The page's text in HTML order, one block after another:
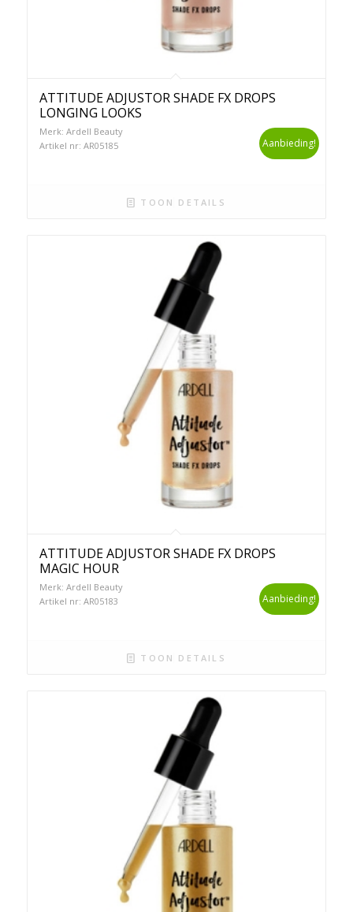
ATTITUDE ADJUSTOR SHADE FX DROPS
LONGING LOOKS
Merk: Ardell Beauty
Artikel nr: AR05185
Aanbieding!
TOON DETAILS
ATTITUDE ADJUSTOR SHADE FX DROPS
MAGIC HOUR
Merk: Ardell Beauty
Artikel nr: AR05183
Aanbieding!
TOON DETAILS